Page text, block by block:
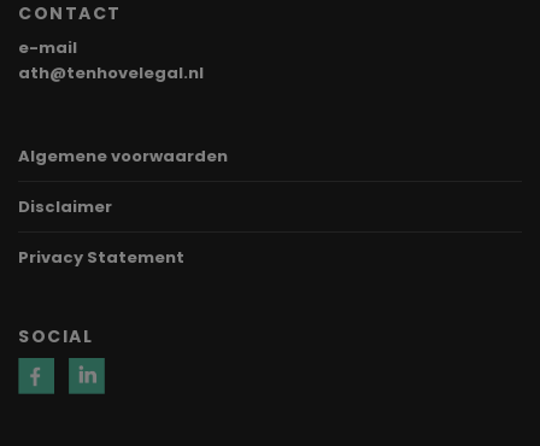
CONTACT
e-mail
ath@tenhovelegal.nl
Algemene voorwaarden
Disclaimer
Privacy Statement
SOCIAL